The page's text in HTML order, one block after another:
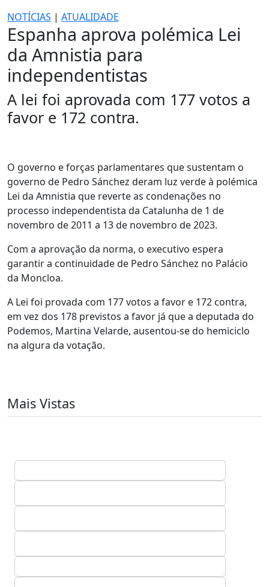
NOTÍCIAS | ATUALIDADE
Espanha aprova polémica Lei
da Amnistia para
independentistas
A lei foi aprovada com 177 votos a
favor e 172 contra.
O governo e forças parlamentares que sustentam o
governo de Pedro Sánchez deram luz verde à polémica
Lei da Amnistia que reverte as condenações no
processo independentista da Catalunha de 1 de
novembro de 2011 a 13 de novembro de 2023.
Com a aprovação da norma, o executivo espera
garantir a continuidade de Pedro Sánchez no Palácio
da Moncloa.
A Lei foi provada com 177 votos a favor e 172 contra,
em vez dos 178 previstos a favor já que a deputada do
Podemos, Martina Velarde, ausentou-se do hemiciclo
na algura da votação.
Mais Vistas